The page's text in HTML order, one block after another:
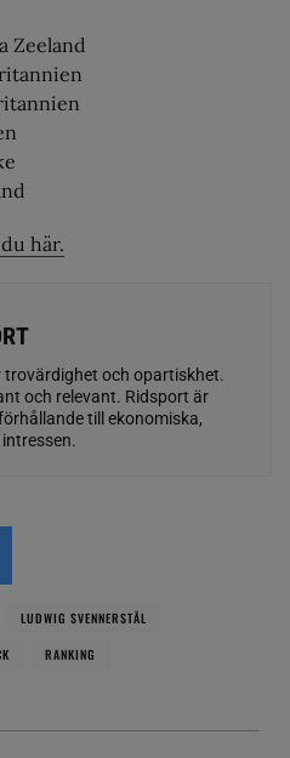
Zeeland
här.
trovärdighet och opartiskhet.
och relevant. Ridsport är
till ekonomiska,
LUDWIG SVENNERSTÅL
RANKING